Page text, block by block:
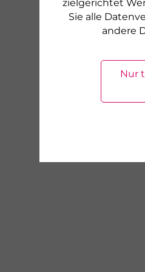
zielgerichtet
Sie alle
andere
Nur